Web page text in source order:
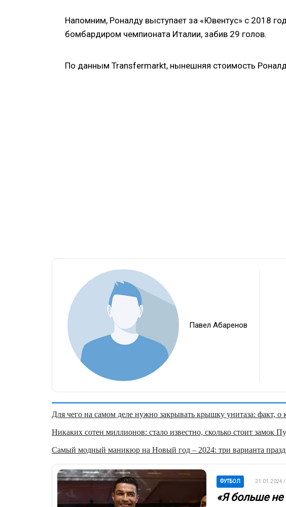
Напомним, Роналду выступает за «Ювентус» с 2018
бомбардиром чемпионата Италии, забив 29 голов.
По данным Transfermarkt, нынешняя стоимость
Павел Абаренов
Для чего на самом деле нужно закрывать крышку унитаза: факт, о
Никаких сотен миллионов: стало известно, сколько стоит замок
Самый модный маникюр на Новый год – 2024: три варианта
ФУТБОЛ 21.01.2024 /
«Я больше